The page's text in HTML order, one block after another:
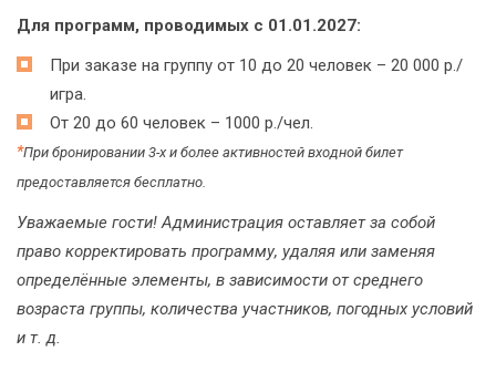
Для программ, проводимых с 01.01.2027:
При заказе на группу от 10 до 20 человек – 20 000 р./
игра.
От 20 до 60 человек – 1000 р./чел.
*При бронировании 3-х и более активностей входной билет
предоставляется бесплатно.
Уважаемые гости! Администрация оставляет за собой
право корректировать программу, удаляя или заменяя
определённые элементы, в зависимости от среднего
возраста группы, количества участников, погодных условий
и т. д.